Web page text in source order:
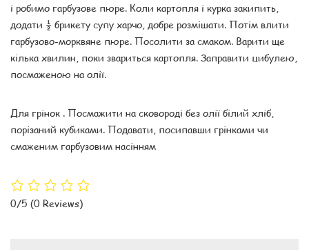
і робимо гарбузове пюре. Коли картопля і курка закипить,
додати ½ брикету супу харчо, добре розмішати. Потім влити
гарбузово-морквяне пюре. Посолити за смаком. Варити ще
кілька хвилин, поки звариться картопля. Заправити цибулею,
посмаженою на олії.
Для грінок . Посмажити на сковороді без олії білий хліб,
порізаний кубиками. Подавати, посипавши грінками чи
смаженим гарбузовим насінням
0/5 (0 Reviews)